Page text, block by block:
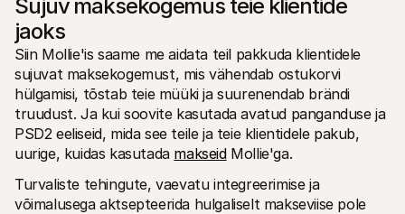
Sujuv maksekogemus teie klientide
jaoks
Siin Mollie'is saame me aidata teil pakkuda klientidele
sujuvat maksekogemust, mis vähendab ostukorvi
hülgamisi, tõstab teie müüki ja suurenendab brändi
truudust. Ja kui soovite kasutada avatud panganduse ja
PSD2 eeliseid, mida see teile ja teie klientidele pakub,
uurige, kuidas kasutada makseid Mollie'ga.
Turvaliste tehingute, vaevatu integreerimise ja
võimalusega aktsepteerida hulgaliselt makseviise pole